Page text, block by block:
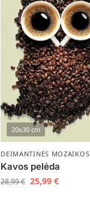
20x30 cm
DEIMANTINĖS MOZAIKOS
Kavos pelėda
28,99€ 25,99€